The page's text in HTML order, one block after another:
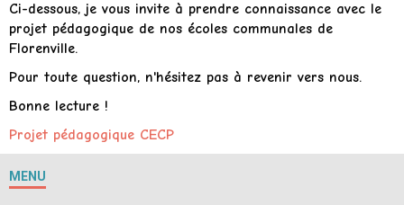
Ci-dessous, je vous invite à prendre connaissance avec le
projet pédagogique de nos écoles communales de
Florenville.
Pour toute question, n'hésitez pas à revenir vers nous.
Bonne lecture !
Projet pédagogique CECP
MENU